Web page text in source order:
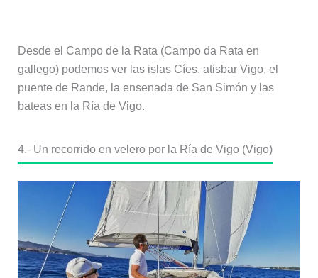
Desde el Campo de la Rata (Campo da Rata en
gallego) podemos ver las islas Cíes, atisbar Vigo, el
puente de Rande, la ensenada de San Simón y las
bateas en la Ría de Vigo.
4.- Un recorrido en velero por la Ría de Vigo (Vigo)